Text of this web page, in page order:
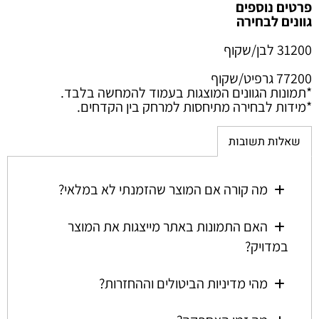
פרטים נוספים
גוונים לבחירה
31200 לבן/שקוף
77200 גרפיט/שקוף
*תמונות הגוונים המוצגות בעמוד להמחשה בלבד.
*מידות לבחירה מתיחסות למרחק בין הקדחים.
שאלות תשובות
מה קורה אם המוצר שהזמנתי לא במלאי?
האם התמונות באתר מייצגות את המוצר
במדויק?
מהי מדיניות הביטולים וההחזרות?